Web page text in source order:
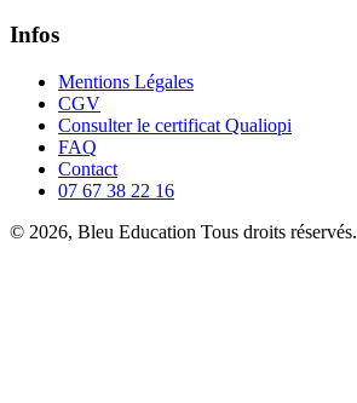
Infos
Mentions Légales
CGV
Consulter le certificat Qualiopi
FAQ
Contact
07 67 38 22 16
© 2026, Bleu Education Tous droits réservés.